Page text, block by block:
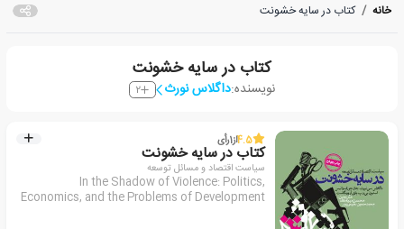
خانه / کتاب در سایه خشونت
کتاب در سایه خشونت
نویسنده:داگلاس نورث 2
4.5از1رأی
کتاب در سایه خشونت
سیاست اقتصاد و مسائل توسعه
In the Shadow of Violence: Politics,
Economics, and the Problems of Development